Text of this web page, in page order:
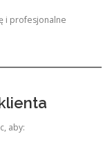
i profesjonalne
aby: